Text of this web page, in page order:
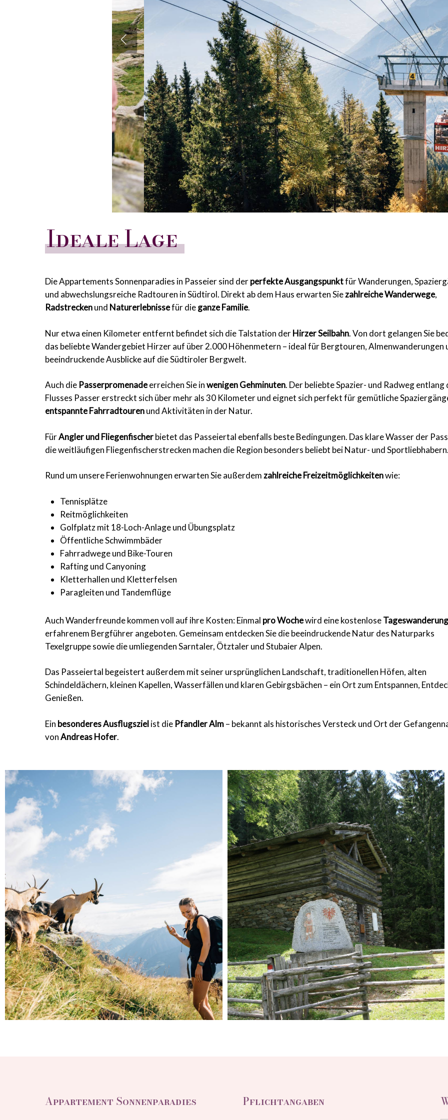
Ideale Lage
Die Appartements Sonnenparadies in Passeier sind derperfekte Ausgangspunktfür Wanderungen,
und abwechslungsreiche Radtouren in Südtirol. Direkt ab dem Haus erwarten Siezahlreiche Wanderwege,
Radstreckenund Naturerlebnissefür dieganze Familie.
Nur etwa einen Kilometer entfernt befindet sich die Talstation derHirzer Seilbahn. Von dort gelangen Sie
das beliebte Wandergebiet Hirzer auf über 2.000 Höhenmetern – ideal für Bergtouren, Almenwanderungen
beeindruckende Ausblicke auf die Südtiroler Bergwelt.
Auch die Passerpromenadeerreichen Sie inwenigen Gehminuten. Der beliebte Spazier- und Radweg entlang
Flusses Passer erstreckt sich über mehr als 30 Kilometer und eignet sich perfekt für gemütliche
entspannte Fahrradtourenund Aktivitäten in der Natur.
FürAngler und Fliegenfischerbietet das Passeiertal ebenfalls beste Bedingungen. Das klare Wasser der
die weitläufigen Fliegenfischerstrecken machen die Region besonders beliebt bei Natur- und Sportliebhabern.
Rund um unsere Ferienwohnungen erwarten Sie außerdemzahlreiche Freizeitmöglichkeitenwie:
Tennisplätze
Reitmöglichkeiten
Golfplatz mit 18-Loch-Anlage und Übungsplatz
Öffentliche Schwimmbäder
Fahrradwege und Bike-Touren
Rafting und Canyoning
Kletterhallen und Kletterfelsen
Paragleiten und Tandemflüge
Auch Wanderfreunde kommen voll auf ihre Kosten: Einmal pro Wochewird eine kostenloseTageswanderung
erfahrenem Bergführer angeboten. Gemeinsam entdecken Sie die beeindruckende Natur des Naturparks
Texelgruppe sowie die umliegenden Sarntaler, Ötztaler und Stubaier Alpen.
Das Passeiertal begeistert außerdem mit seiner ursprünglichen Landschaft, traditionellen Höfen, alten
Schindeldächern, kleinen Kapellen, Wasserfällen und klaren Gebirgsbächen – ein Ort zum Entspannen,
Genießen.
Ein besonderes Ausflugszielist die Pfandler Alm– bekannt als historisches Versteck und Ort der
vonAndreas Hofer.
Appartement Sonnenparadies Pflichtangaben